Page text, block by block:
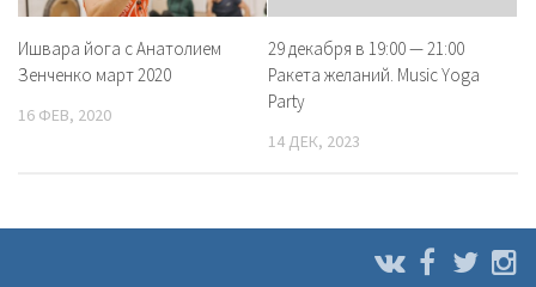
Ишвара йога с Анатолием
Зенченко март 2020
16 ФЕВ, 2020
29 декабря в 19:00 — 21:00
Ракета желаний. Music Yoga
Party
14 ДЕК, 2023